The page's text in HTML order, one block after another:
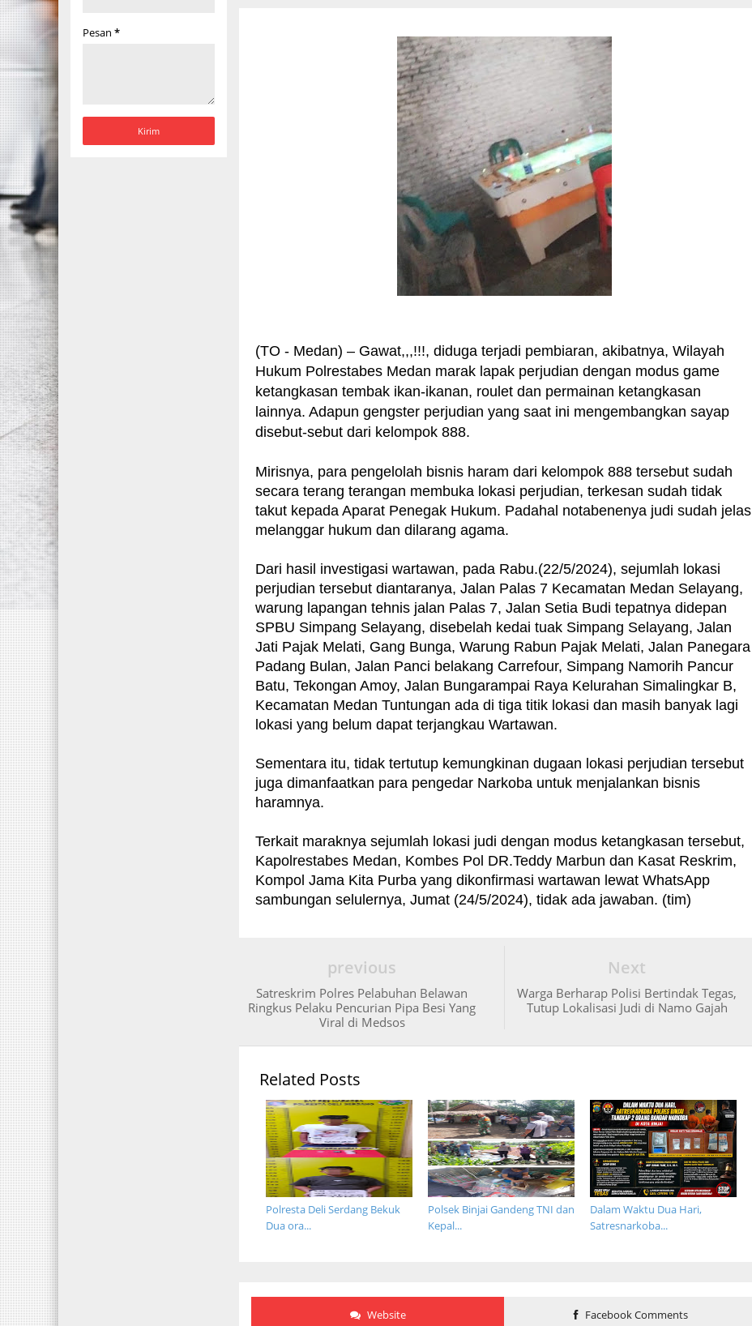
Pesan *
(TO - Medan) – Gawat,,,!!!, diduga terjadi pembiaran, akibatnya, Wilayah
Hukum Polrestabes Medan marak lapak perjudian dengan modus game
ketangkasan tembak ikan-ikanan, roulet dan permainan ketangkasan
lainnya. Adapun gengster perjudian yang saat ini mengembangkan sayap
disebut-sebut dari kelompok 888.
Mirisnya, para pengelolah bisnis haram dari kelompok 888 tersebut sudah
secara terang terangan membuka lokasi perjudian, terkesan sudah tidak
takut kepada Aparat Penegak Hukum. Padahal notabenenya judi sudah jelas
melanggar hukum dan dilarang agama.
Dari hasil investigasi wartawan, pada Rabu.(22/5/2024), sejumlah lokasi
perjudian tersebut diantaranya, Jalan Palas 7 Kecamatan Medan Selayang,
warung lapangan tehnis jalan Palas 7, Jalan Setia Budi tepatnya didepan
SPBU Simpang Selayang, disebelah kedai tuak Simpang Selayang, Jalan
Jati Pajak Melati, Gang Bunga, Warung Rabun Pajak Melati, Jalan Panegara
Padang Bulan, Jalan Panci belakang Carrefour, Simpang Namorih Pancur
Batu, Tekongan Amoy, Jalan Bungarampai Raya Kelurahan Simalingkar B,
Kecamatan Medan Tuntungan ada di tiga titik lokasi dan masih banyak lagi
lokasi yang belum dapat terjangkau Wartawan.
Sementara itu, tidak tertutup kemungkinan dugaan lokasi perjudian tersebut
juga dimanfaatkan para pengedar Narkoba untuk menjalankan bisnis
haramnya.
Terkait maraknya sejumlah lokasi judi dengan modus ketangkasan tersebut,
Kapolrestabes Medan, Kombes Pol DR.Teddy Marbun dan Kasat Reskrim,
Kompol Jama Kita Purba yang dikonfirmasi wartawan lewat WhatsApp
sambungan selulernya, Jumat (24/5/2024), tidak ada jawaban. (tim)
Next
Warga Berharap Polisi Bertindak Tegas,
Tutup Lokalisasi Judi di Namo Gajah
previous
Satreskrim Polres Pelabuhan Belawan
Ringkus Pelaku Pencurian Pipa Besi Yang
Viral di Medsos
Related Posts
Dalam Waktu Dua Hari,
Satresnarkoba...
Polsek Binjai Gandeng TNI dan
Kepal...
Polresta Deli Serdang Bekuk
Dua ora...
Website Facebook Comments